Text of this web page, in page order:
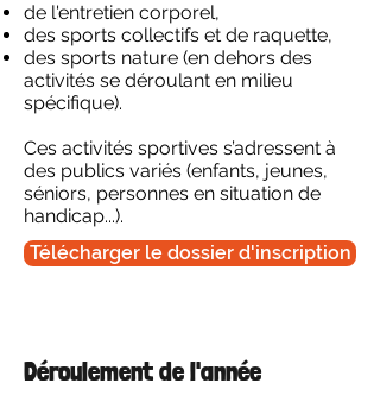
de l'entretien corporel,
des sports collectifs et de raquette,
des sports nature (en dehors des
activités se déroulant en milieu
spécifique).
Ces activités sportives s’adressent à
des publics variés (enfants, jeunes,
séniors, personnes en situation de
handicap...).
Télécharger le dossier d'inscription
Déroulement de l'année